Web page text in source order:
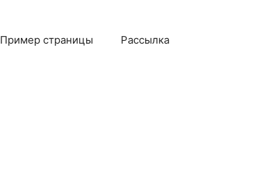
Пример страницы Рассылка